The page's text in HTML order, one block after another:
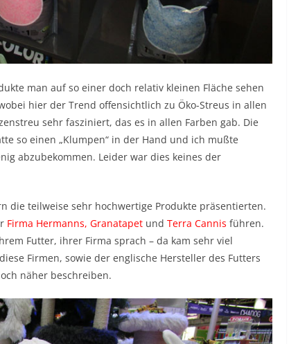
man auf so einer doch relativ kleinen Fläche sehen
hier der Trend offensichtlich zu Öko-Streus in allen
sehr fasziniert, das es in allen Farben gab. Die
so einen „Klumpen“ in der Hand und ich mußte
abzubekommen. Leider war dies keines der
die teilweise sehr hochwertige Produkte präsentierten.
Firma Hermanns, Granatapet und Terra Cannis führen.
Futter, ihrer Firma sprach – da kam sehr viel
Firmen, sowie der englische Hersteller des Futters
näher beschreiben.